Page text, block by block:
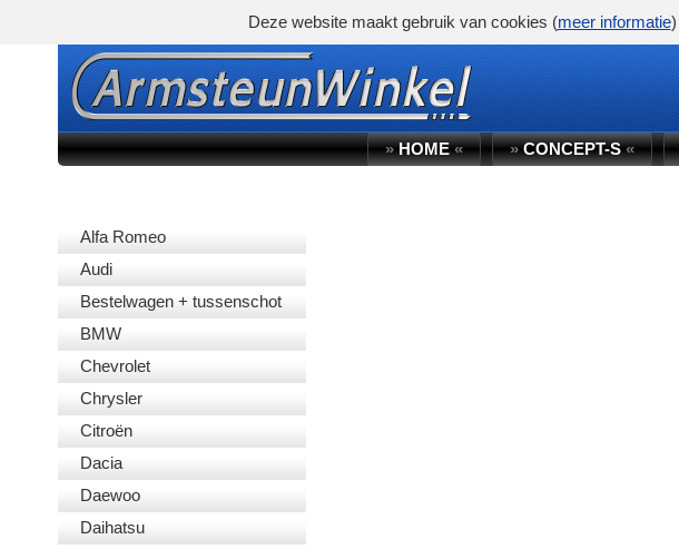
»HOME« »CONCEPT-S«
Alfa Romeo
Audi
Bestelwagen + tussenschot
BMW
Chevrolet
Chrysler
Citroën
Dacia
Daewoo
Daihatsu
Deze website maakt gebruik van cookies (meer informatie)